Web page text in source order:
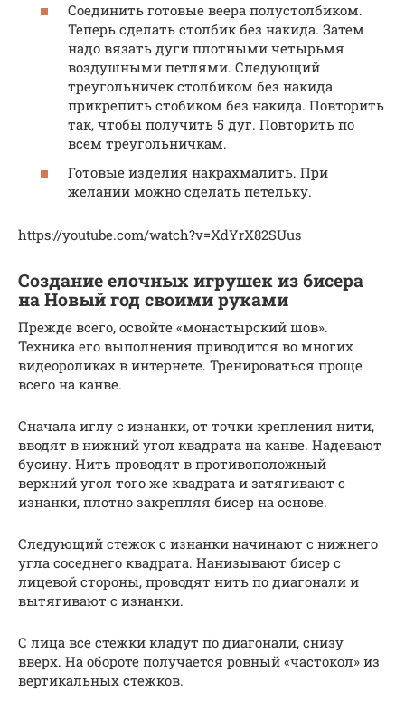
Соединить готовые веера полустолбиком.
Теперь сделать столбик без накида. Затем
надо вязать дуги плотными четырьмя
воздушными петлями. Следующий
треугольничек столбиком без накида
прикрепить стобиком без накида. Повторить
так, чтобы получить 5 дуг. Повторить по
всем треугольничкам.
Готовые изделия накрахмалить. При
желании можно сделать петельку.
https://youtube.com/watch?v=XdYrX82SUus
Создание елочных игрушек из бисера
на Новый год своими руками
Прежде всего, освойте «монастырский шов».
Техника его выполнения приводится во многих
видеороликах в интернете. Тренироваться проще
всего на канве.
Сначала иглу с изнанки, от точки крепления нити,
вводят в нижний угол квадрата на канве. Надевают
бусину. Нить проводят в противоположный
верхний угол того же квадрата и затягивают с
изнанки, плотно закрепляя бисер на основе.
Следующий стежок с изнанки начинают с нижнего
угла соседнего квадрата. Нанизывают бисер с
лицевой стороны, проводят нить по диагонали и
вытягивают с изнанки.
С лица все стежки кладут по диагонали, снизу
вверх. На обороте получается ровный «частокол» из
вертикальных стежков.